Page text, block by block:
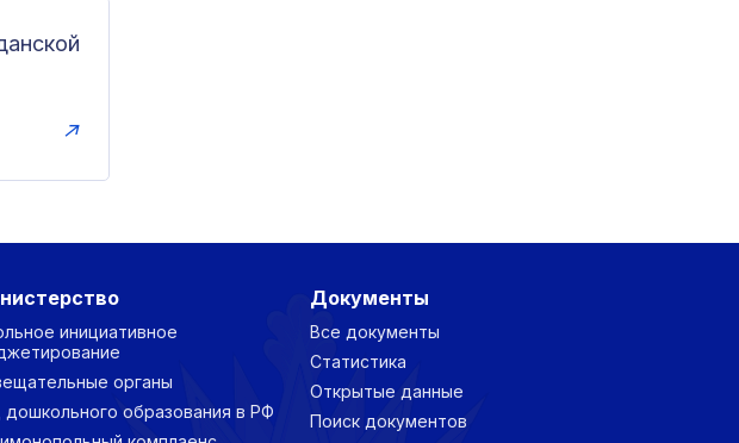
↗
инициативное
органы
дошкольного образования в РФ
Документы
Все документы
Статистика
Открытые данные
Поиск документов